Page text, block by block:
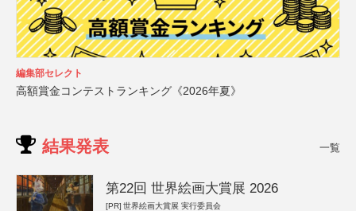
編集部セレクト
高額賞金コンテストランキング《2026年夏》
結果発表 一覧
第22回 世界絵画大賞展 2026
[PR] 世界絵画大賞展 実行委員会